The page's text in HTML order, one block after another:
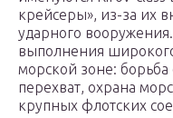
крейсеры», из-за их
ударного
выполнения
морской зоне:
перехват, охрана
крупных флотских